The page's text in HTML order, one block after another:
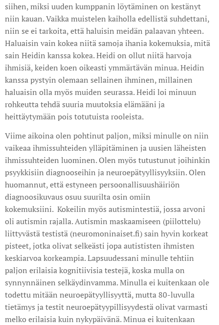
siihen, miksi uuden kumppanin löytäminen on kestänyt
niin kauan. Vaikka muistelen kaiholla edellistä suhdettani,
niin se ei tarkoita, että haluisin meidän palaavan yhteen.
Haluaisin vain kokea niitä samoja ihania kokemuksia, mitä
sain Heidin kanssa kokea. Heidi on ollut niitä harvoja
ihmisiä, keiden koen oikeasti ymmärtävän minua. Heidin
kanssa pystyin olemaan sellainen ihminen, millainen
haluaisin olla myös muiden seurassa. Heidi loi minuun
rohkeutta tehdä suuria muutoksia elämääni ja
heittäytymään pois totutuista rooleista.
Viime aikoina olen pohtinut paljon, miksi minulle on niin
vaikeaa ihmissuhteiden ylläpitäminen ja uusien läheisten
ihmissuhteiden luominen. Olen myös tutustunut joihinkin
psyykkisiin diagnooseihin ja neuroepätyyllisyyksiin. Olen
huomannut, että estyneen persoonallisuushäiriön
diagnoosikuvaus osuu suurilta osin omiin
kokemuksiini. Kokeilin myös autismintestiä, jossa arvoni
oli autismin rajalla. Autismin maskaamiseen (piilottelu)
liittyvästä testistä (neuromoninaiset.fi) sain hyvin korkeat
pisteet, jotka olivat selkeästi jopa autististen ihmisten
keskiarvoa korkeampia. Lapsuudessani minulle tehtiin
paljon erilaisia kognitiivisia testejä, koska mulla on
synnynnäinen selkäydinvamma. Minulla ei kuitenkaan ole
todettu mitään neuroepätyyllisyyttä, mutta 80-luvulla
tietämys ja testit neuroepätyypillisyydestä olivat varmasti
melko erilaisia kuin nykypäivänä. Minua ei kuitenkaan